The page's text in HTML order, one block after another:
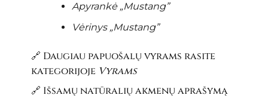
Apyrankė „Mustang”
Vėrinys „Mustang”
🔗 Daugiau papuošalų vyrams rasite
kategorijoje Vyrams
🔗 Išsamų natūralių akmenų aprašymą